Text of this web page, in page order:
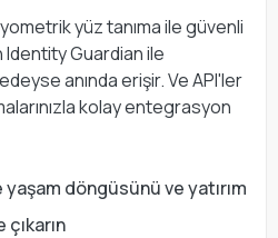
yüz tanıma ile güvenli
Identity Guardian ile
anında erişir. Ve API'ler
kolay entegrasyon
döngüsünü ve yatırım